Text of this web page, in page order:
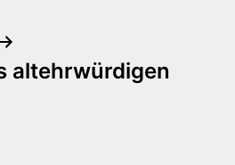
altehrwürdigen